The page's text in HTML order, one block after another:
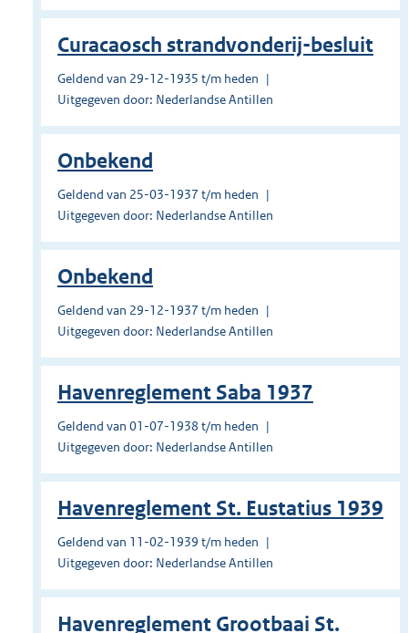
Curacaosch strandvonderij-besluit
Geldend van 29-12-1935 t/m heden
Uitgegeven door: Nederlandse Antillen
Onbekend
Geldend van 25-03-1937 t/m heden
Uitgegeven door: Nederlandse Antillen
Onbekend
Geldend van 29-12-1937 t/m heden
Uitgegeven door: Nederlandse Antillen
Havenreglement Saba 1937
Geldend van 01-07-1938 t/m heden
Uitgegeven door: Nederlandse Antillen
Havenreglement St. Eustatius 1939
Geldend van 11-02-1939 t/m heden
Uitgegeven door: Nederlandse Antillen
Havenreglement Grootbaai St.